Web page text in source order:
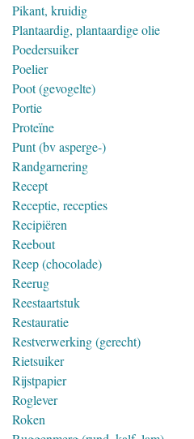
Pikant, kruidig
Plantaardig, plantaardige olie
Poedersuiker
Poelier
Poot (gevogelte)
Portie
Proteïne
Punt (bv asperge-)
Randgarnering
Recept
Receptie, recepties
Recipiëren
Reebout
Reep (chocolade)
Reerug
Reestaartstuk
Restauratie
Restverwerking (gerecht)
Rietsuiker
Rijstpapier
Roglever
Roken